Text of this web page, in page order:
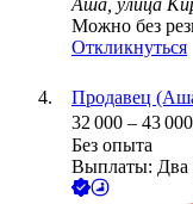
Аша, улица
Можно без
Откликнуться
Продавец
32 000 – 43 000
Без опыта
Выплаты: Два